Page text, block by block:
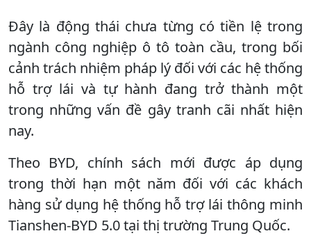
Đây là động thái chưa từng có tiền lệ trong
ngành công nghiệp ô tô toàn cầu, trong bối
cảnh trách nhiệm pháp lý đối với các hệ thống
hỗ trợ lái và tự hành đang trở thành một
trong những vấn đề gây tranh cãi nhất hiện
nay.
Theo BYD, chính sách mới được áp dụng
trong thời hạn một năm đối với các khách
hàng sử dụng hệ thống hỗ trợ lái thông minh
Tianshen-BYD 5.0 tại thị trường Trung Quốc.